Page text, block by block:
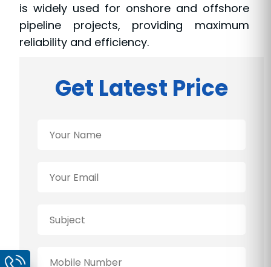
is widely used for onshore and offshore
pipeline projects, providing maximum
reliability and efficiency.
Get Latest Price